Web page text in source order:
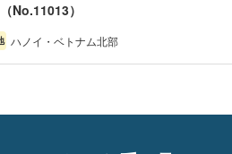
No.11013）
ハノイ・ベトナム北部